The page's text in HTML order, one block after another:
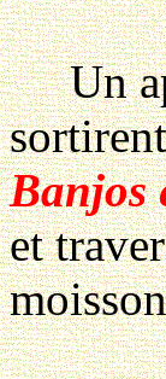
Un
Banjos
et